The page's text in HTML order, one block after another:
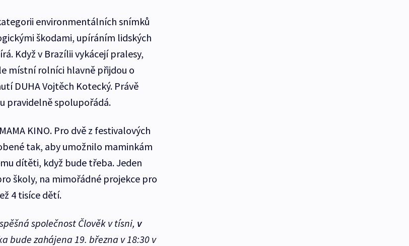
environmentálních snímků
škodami, upíráním lidských
Když v Brazílii vykácejí pralesy,
místní rolníci hlavně přijdou o
DUHA Vojtěch Kotecký. Právě
pravidelně spolupořádá.
KINO. Pro dvě z festivalových
tak, aby umožnilo maminkám
dítěti, když bude třeba. Jeden
školy, na mimořádné projekce pro
4 tisíce dětí.
společnost Člověk v tísni, v
bude zahájena 19. března v 18:30 v